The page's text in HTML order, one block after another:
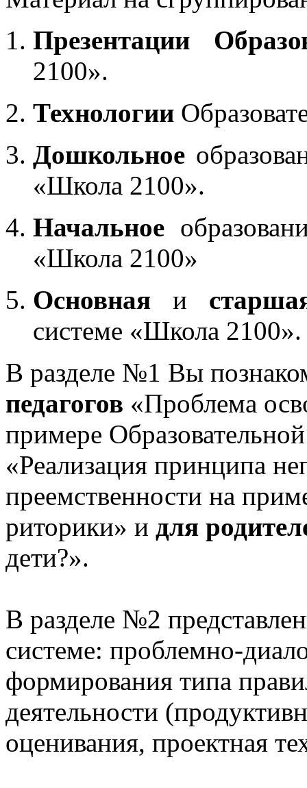
Презентации
2100».
Технологии
Дошкольное
«Школа 2100».
Начальное
«Школа 2100»
Основная и
системе «Школа 2100».
В разделе №1 Вы
педагогов «Проблема
примере
«Реализация принципа
преемственности на
риторики» и для
дети?».
В разделе №2
системе: проблемно-
формирования типа
деятельности
оценивания, проектная